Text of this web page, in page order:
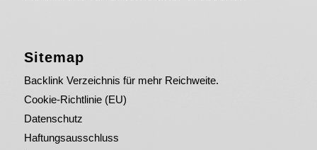
Sitemap
Backlink Verzeichnis für mehr Reichweite.
Cookie-Richtlinie (EU)
Datenschutz
Haftungsausschluss